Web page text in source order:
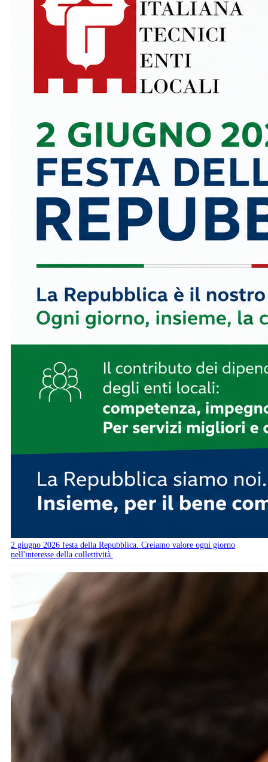
2 giugno 2026 festa della Repubblica. Creiamo valore ogni giorno
nell'interesse della collettività.